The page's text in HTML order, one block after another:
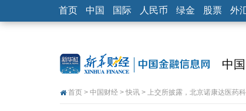
首页 中国 国际 人民币 绿金 股票 外
中国
首页 > 中国财经 > 快讯 > 上交所披露，北京诺康达医药